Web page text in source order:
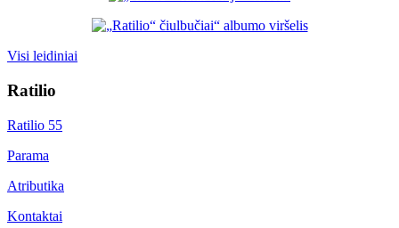
Visi leidiniai
Ratilio
Ratilio 55
Parama
Atributika
Kontaktai